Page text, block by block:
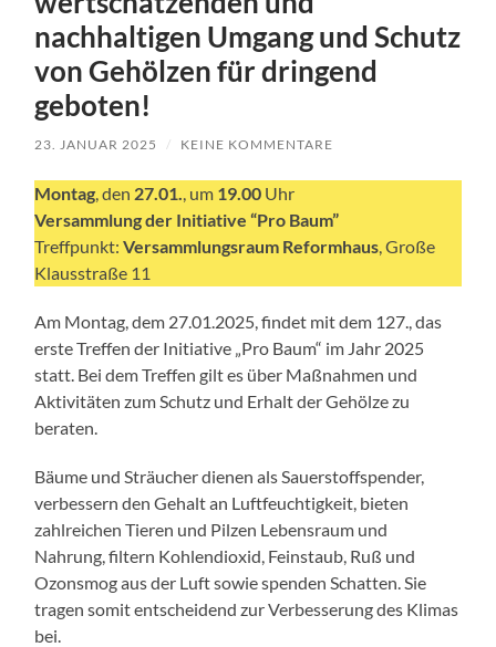
nachhaltigen Umgang und Schutz
von Gehölzen für dringend
geboten!
23. JANUAR 2025 / KEINE KOMMENTARE
Montag , den 27.01. , um 19.00 Uhr
Versammlung der Initiative “Pro Baum”
Treffpunkt:Versammlungsraum Reformhaus , Große
Klausstraße 11
Am Montag, dem 27.01.2025, findet mit dem 127., das
erste Treffen der Initiative „Pro Baum“ im Jahr 2025
statt. Bei dem Treffen gilt es über Maßnahmen und
Aktivitäten zum Schutz und Erhalt der Gehölze zu
beraten.
Bäume und Sträucher dienen als Sauerstoffspender,
verbessern den Gehalt an Luftfeuchtigkeit, bieten
zahlreichen Tieren und Pilzen Lebensraum und
Nahrung, filtern Kohlendioxid, Feinstaub, Ruß und
Ozonsmog aus der Luft sowie spenden Schatten. Sie
tragen somit entscheidend zur Verbesserung des Klimas
bei.